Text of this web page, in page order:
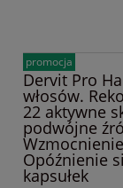
Dervit Pro
włosów.
22 aktywne
podwójne
Opóźnienie
kapsułek
promocja